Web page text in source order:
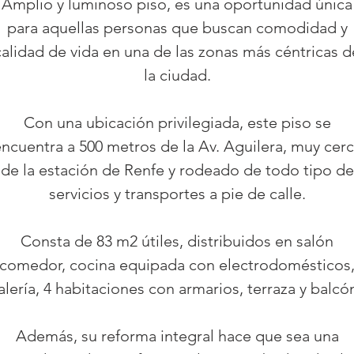
Amplio y luminoso piso, es una oportunidad única
para aquellas personas que buscan comodidad y
de vida en una de las zonas más céntricas
la ciudad.
Con una ubicación privilegiada, este piso se
a 500 metros de la Av. Aguilera, muy
de la estación de Renfe y rodeado de todo tipo de
servicios y transportes a pie de calle.
Consta de 83 m2 útiles, distribuidos en salón
comedor, cocina equipada con electrodomésticos,
4 habitaciones con armarios, terraza y
Además, su reforma integral hace que sea una